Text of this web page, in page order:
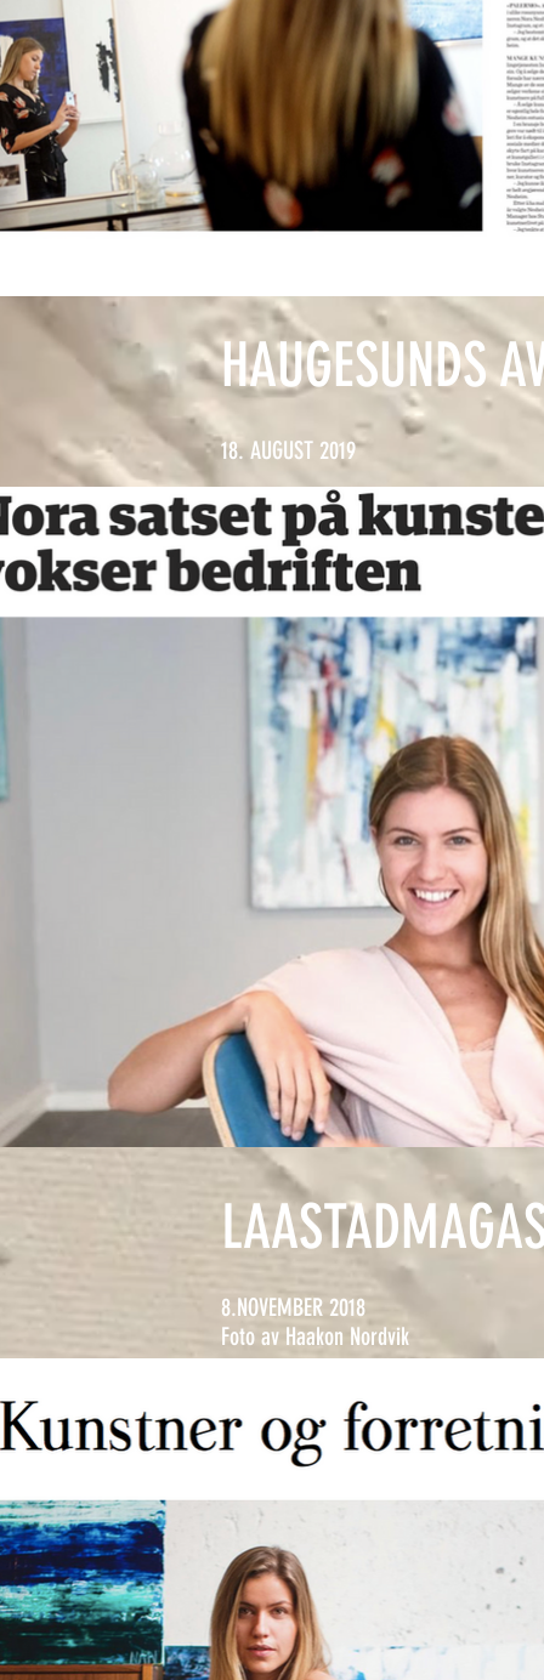
HAUGESUNDS
18. AUGUST 2019
8.NOVEMBER 2018
Foto av Haakon Nordvik